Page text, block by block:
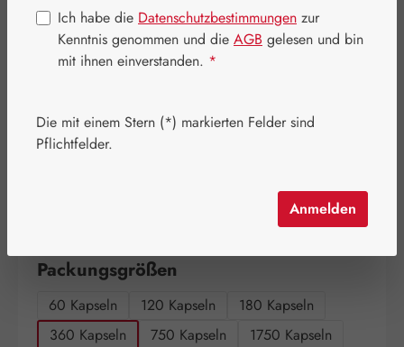
Regulärer Preis:
366,10 €
Inhalt:0.094 Kilogramm
Packungsgrößen
60 Kapseln 120 Kapseln
180 Kapseln
360 Kapseln
750 Kapseln 1750 Kapseln
Ich habe die Datenschutzbestimmungen zur
Kenntnis genommen und die AGB gelesen und bin
mit ihnen einverstanden. *
Die mit einem Stern (*) markierten Felder sind
Pflichtfelder.
Anmelden